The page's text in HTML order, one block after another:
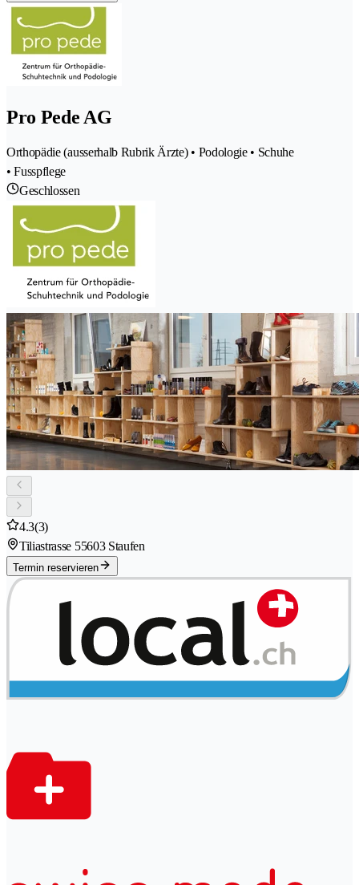
Pro Pede AG
Orthopädie (ausserhalb Rubrik Ärzte) • Podologie • Schuhe
• Fusspflege
Geschlossen
4.3(3)
Tiliastrasse 55603 Staufen
Termin reservieren